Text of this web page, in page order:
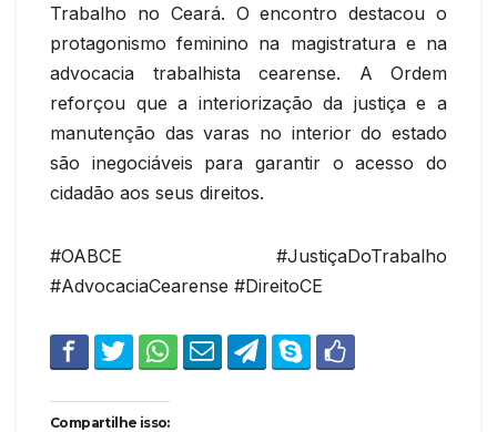
Trabalho no Ceará. O encontro destacou o
protagonismo feminino na magistratura e na
advocacia trabalhista cearense. A Ordem
reforçou que a interiorização da justiça e a
manutenção das varas no interior do estado
são inegociáveis para garantir o acesso do
cidadão aos seus direitos.
#OABCE #JustiçaDoTrabalho
#AdvocaciaCearense #DireitoCE
Compartilhe isso: